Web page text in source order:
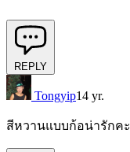
REPLY
Tongyip14 yr.
สีหวานแบบก้อน่ารักคะ